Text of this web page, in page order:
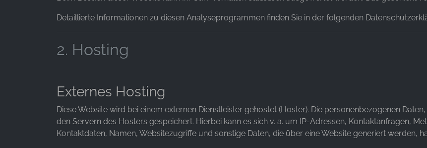
Detaillierte Informationen zu diesen Analyseprogrammen finden Sie in der folgenden
2. Hosting
Externes Hosting
Diese Website wird bei einem externen Dienstleister gehostet (Hoster). Die personenbezogenen
den Servern des Hosters gespeichert. Hierbei kann es sich v. a. um IP-Adressen, Kontaktanfragen,
Kontaktdaten, Namen, Websitezugriffe und sonstige Daten, die über eine Website generiert werden,